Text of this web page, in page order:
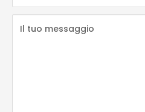
Il tuo messaggio